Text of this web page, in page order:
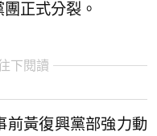
正式分裂。
下閱讀
前黃復興黨部強力動